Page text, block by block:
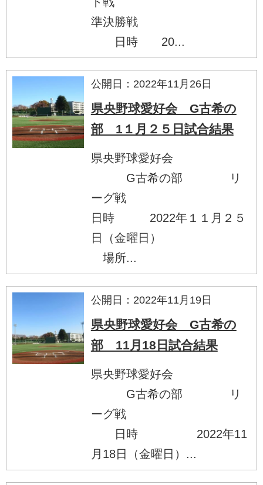
準決勝戦
日時 20...
公開日：2022年11月26日
県央野球愛好会 G古希の
部 1１月２５日試合結果
県央野球愛好会
G古希の部 リ
ーグ戦
日時 2022年１１月２５
日（金曜日）
場所...
公開日：2022年11月19日
県央野球愛好会 G古希の
部 11月18日試合結果
県央野球愛好会
G古希の部 リ
ーグ戦
日時 2022年11
月18日（金曜日）...